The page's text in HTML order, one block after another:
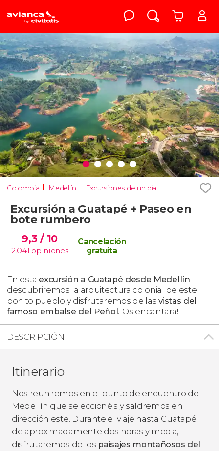
Colombia Medellín Excursiones de un día
Excursión a Guatapé + Paseo en
bote rumbero
9,3/ 10
2.041 opiniones
Cancelación
gratuita
En esta excursión a Guatapé desde Medellín
descubriremos la arquitectura colonial de este
bonito pueblo y disfrutaremos de lasvistas del
famoso embalse del Peñol. ¡Os encantará!
DESCRIPCIÓN
Itinerario
Nos reuniremos en el punto de encuentro de
Medellín que seleccionéis y saldremos en
dirección este. Durante el viaje hasta Guatapé,
de aproximadamente dos horas y media,
disfrutaremos de los paisajes montañosos del